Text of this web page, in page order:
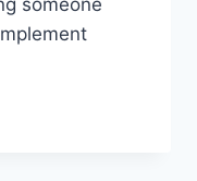
someone